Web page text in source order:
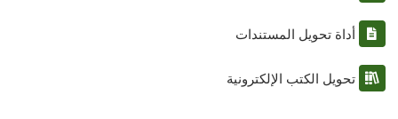
أداة تحويل المستندات
تحويل الكتب الإلكترونية